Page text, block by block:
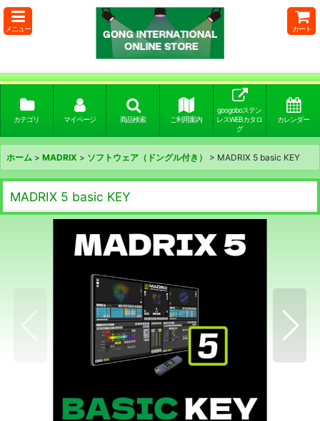
メニュー カート
カテゴリ マイページ 商品検索 ご利用案内
googoboステン
レスWEBカタロ
グ
カレンダー
ホーム > MADRIX > ソフトウェア（ドングル付き） > MADRIX 5 basic KEY
MADRIX 5 basic KEY